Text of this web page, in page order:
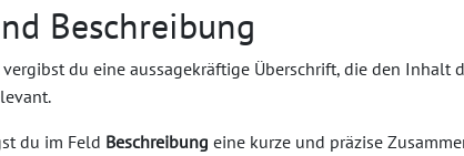
Beschreibung
vergibst du eine aussagekräftige Überschrift, die den Inhalt
du im Feld Beschreibung eine kurze und präzise